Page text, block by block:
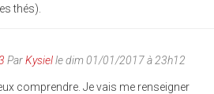
thés).
ParKysielle dim 01/01/2017 à 23h12
comprendre. Je vais me renseigner